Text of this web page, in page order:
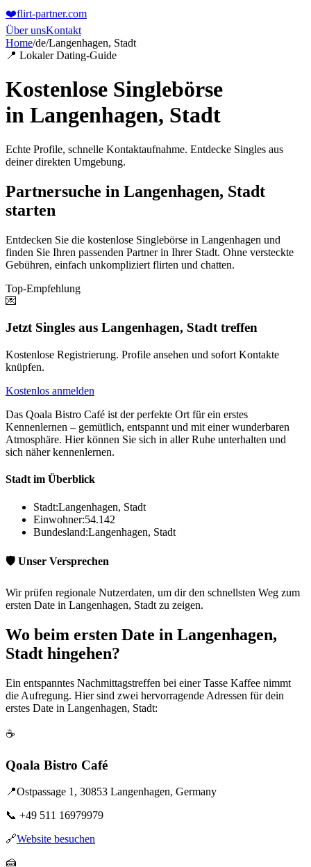
❤️flirt-partner.com
Über unsKontakt
Home/de/Langenhagen, Stadt
📍 Lokaler Dating-Guide
Kostenlose Singlebörse
in Langenhagen, Stadt
Echte Profile, schnelle Kontaktaufnahme. Entdecke Singles aus
deiner direkten Umgebung.
Partnersuche in Langenhagen, Stadt
starten
Entdecken Sie die kostenlose Singlebörse in Langenhagen und
finden Sie Ihren passenden Partner in Ihrer Stadt. Ohne versteckte
Gebühren, einfach unkompliziert flirten und chatten.
Top-Empfehlung
💌
Jetzt Singles aus Langenhagen, Stadt treffen
Kostenlose Registrierung. Profile ansehen und sofort Kontakte
knüpfen.
Kostenlos anmelden
Das Qoala Bistro Café ist der perfekte Ort für ein erstes
Kennenlernen – gemütlich, entspannt und mit einer wunderbaren
Atmosphäre. Hier können Sie sich in aller Ruhe unterhalten und
sich näher kennenlernen.
Stadt im Überblick
Stadt:Langenhagen, Stadt
Einwohner:54.142
Bundesland:Langenhagen, Stadt
🛡️ Unser Versprechen
Wir prüfen regionale Nutzerdaten, um dir den schnellsten Weg zum
ersten Date in Langenhagen, Stadt zu zeigen.
Wo beim ersten Date in Langenhagen,
Stadt hingehen?
Ein entspanntes Nachmittagstreffen bei einer Tasse Kaffee nimmt
die Aufregung. Hier sind zwei hervorragende Adressen für dein
erstes Date in Langenhagen, Stadt:
☕
Qoala Bistro Café
📍Ostpassage 1, 30853 Langenhagen, Germany
📞 +49 511 16979979
🔗Website besuchen
🍰